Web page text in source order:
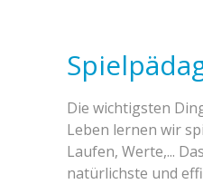
Die wichtigsten
Leben lernen wir
Laufen, Werte,...
natürlichste und